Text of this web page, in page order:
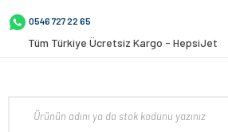
0546 727 22 65
Tüm Türkiye Ücretsiz Kargo - HepsiJet